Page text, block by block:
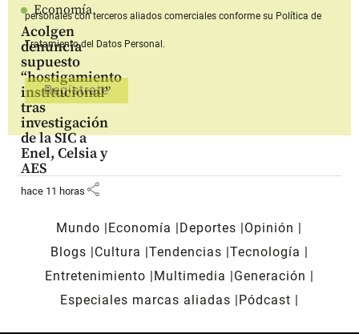
Economía
Acolgen
denuncia
supuesto
“hostigamiento
institucional”
tras
investigación
de la SIC a
Enel, Celsia y
AES
hace 11 horas share
personales con terceros aliados comerciales conforme su Política de
Tratamiento del Datos Personal.
Mundo Economía Deportes
Opinión
Blogs
Cultura Tendencias Tecnología
Entretenimiento
Multimedia
Generación
Especiales marcas aliadas
Pódcast